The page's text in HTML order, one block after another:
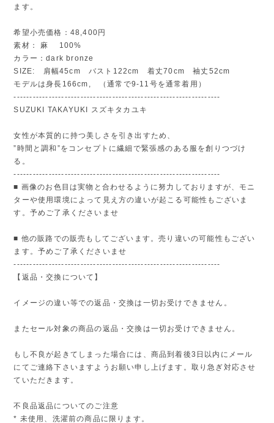
ます。
希望小売価格：48,400円
素材： 麻 100%
カラー：dark bronze
SIZE: 肩幅45cm バスト122cm 着丈70cm 袖丈52cm
モデルは身長166cm, （通常で9-11号を通常着用）
-----------------------------------------------------------------
SUZUKI TAKAYUKI スズキタカユキ
女性が本質的に持つ美しさを引き出すため、
”時間と調和”をコンセプトに繊細で緊張感のある服を創りつづけ
る。
-----------------------------------------------------------------
■ 画像のお色目は実物と合わせるように努力しておりますが、モニ
ターや使用環境によって見え方の違いが起こる可能性もございま
す。予めご了承くださいませ
■ 他の販路での販売もしてございます。売り違いの可能性もござい
ます。予めご了承くださいませ
-----------------------------------------------------------------
【返品・交換について】
イメージの違い等での返品・交換は一切お受けできません。
またセール対象の商品の返品・交換は一切お受けできません。
もし不良が起きてしまった場合には、商品到着後3日以内にメール
にてご連絡下さいますようお願い申し上げます。取り急ぎ対応させ
ていただきます。
不良品返品についてのご注意
* 未使用、洗濯前の商品に限ります。